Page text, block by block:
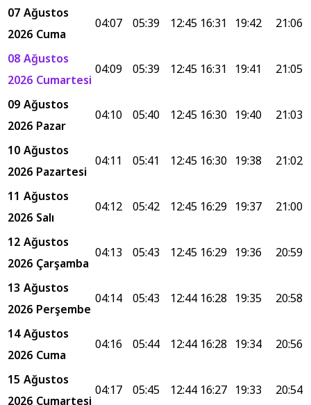
07 Ağustos
2026 Cuma
04:07 05:39 12:4516:31 19:42
21:06
08 Ağustos
2026 Cumartesi
04:09 05:39 12:4516:31 19:41
21:05
09 Ağustos
2026 Pazar
04:10 05:40 12:4516:30 19:40
21:03
10 Ağustos
2026 Pazartesi
04:11 05:41 12:4516:30 19:38
21:02
11 Ağustos
2026 Salı
04:12 05:42 12:4516:29 19:37
21:00
12 Ağustos
2026 Çarşamba
04:13 05:43 12:4516:29 19:36
20:59
13 Ağustos
2026 Perşembe
04:14 05:43 12:4416:28 19:35
20:58
14 Ağustos
2026 Cuma
04:16 05:44 12:4416:28 19:34
20:56
15 Ağustos
04:17 05:45 12:4416:27 19:33
20:54